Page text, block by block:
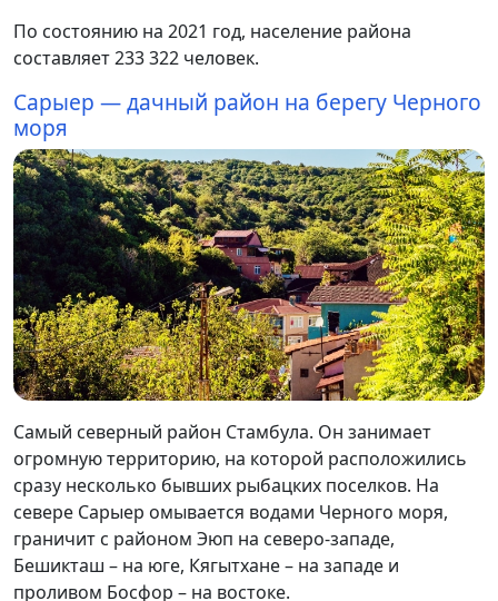
По состоянию на 2021 год, население района
составляет 233 322 человек.
Сарыер — дачный район на берегу Черного
моря
Самый северный район Стамбула. Он занимает
огромную территорию, на которой расположились
сразу несколько бывших рыбацких поселков. На
севере Сарыер омывается водами Черного моря,
граничит с районом Эюп на северо-западе,
Бешикташ – на юге, Кягытхане – на западе и
проливом Босфор – на востоке.